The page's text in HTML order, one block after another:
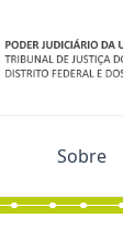
Sobre